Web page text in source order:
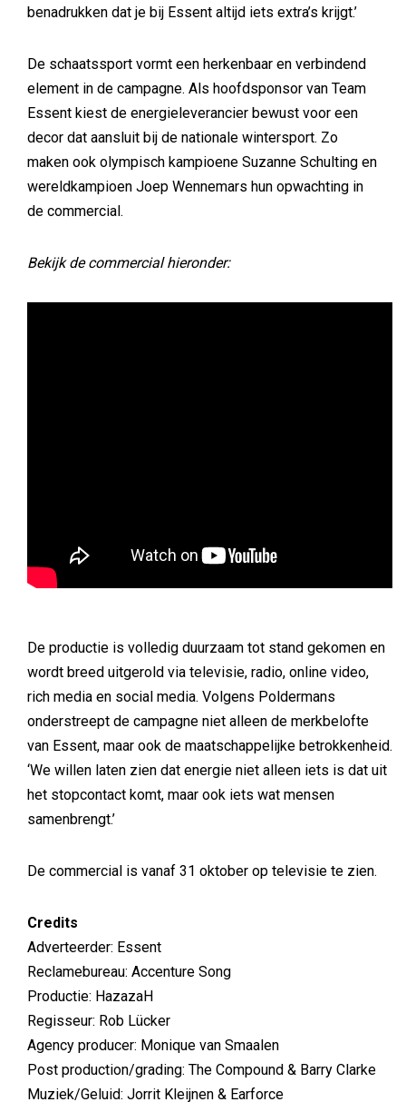
benadrukken dat je bij Essent altijd iets extra’s krijgt.’
De schaatssport vormt een herkenbaar en verbindend
element in de campagne. Als hoofdsponsor van Team
Essent kiest de energieleverancier bewust voor een
decor dat aansluit bij de nationale wintersport. Zo
maken ook olympisch kampioene Suzanne Schulting en
wereldkampioen Joep Wennemars hun opwachting in
de commercial.
Bekijk de commercial hieronder:
De productie is volledig duurzaam tot stand gekomen en
wordt breed uitgerold via televisie, radio, online video,
rich media en social media. Volgens Poldermans
onderstreept de campagne niet alleen de merkbelofte
van Essent, maar ook de maatschappelijke betrokkenheid.
‘We willen laten zien dat energie niet alleen iets is dat uit
het stopcontact komt, maar ook iets wat mensen
samenbrengt.’
De commercial is vanaf 31 oktober op televisie te zien.
Credits
Adverteerder: Essent
Reclamebureau: Accenture Song
Productie: HazazaH
Regisseur: Rob Lücker
Agency producer: Monique van Smaalen
Post production/grading: The Compound & Barry Clarke
Muziek/Geluid: Jorrit Kleijnen & Earforce